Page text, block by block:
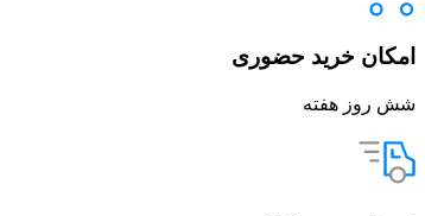
امکان خرید حضوری
شش روز هفته